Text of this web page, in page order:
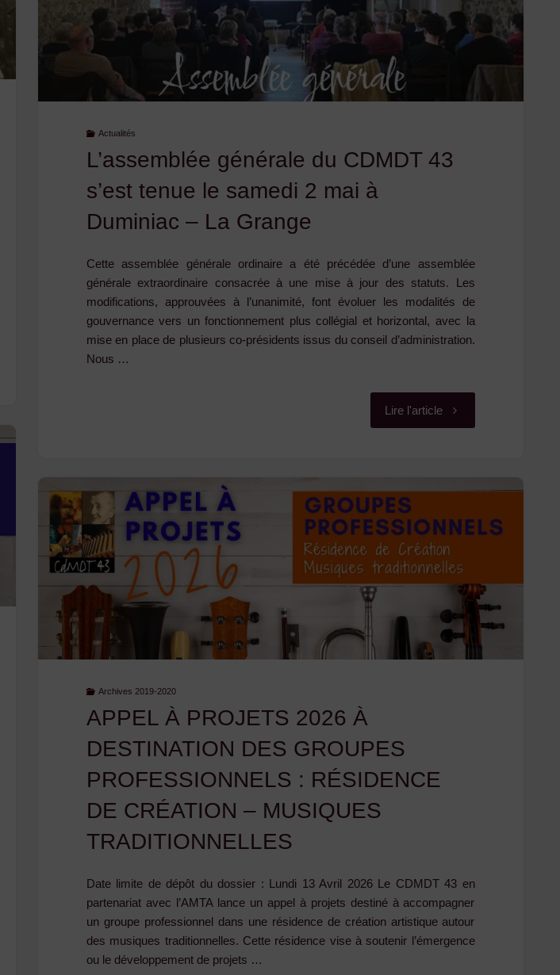
sur
conférence
Actualités
L’assemblée générale du CDMDT 43
s’est tenue le samedi 2 mai à
Duminiac – La Grange
Cette assemblée générale ordinaire a été précédée d’une assemblée
générale extraordinaire consacrée à une mise à jour des statuts. Les
modifications, approuvées à l’unanimité, font évoluer les modalités de
gouvernance vers un fonctionnement plus collégial et horizontal, avec la
mise en place de plusieurs co-présidents issus du conseil d’administration.
Nous …
Lire l'article"L’assemblée
CDMDT
43
s’est
tenue
le
La
Grange"
Archives 2019-2020
APPEL À PROJETS 2026 À
DESTINATION DES GROUPES
PROFESSIONNELS : RÉSIDENCE
DE CRÉATION – MUSIQUES
TRADITIONNELLES
Date limite de dépôt du dossier : Lundi 13 Avril 2026 Le CDMDT 43 en
partenariat avec l’AMTA lance un appel à projets destiné à accompagner
un groupe professionnel dans une résidence de création artistique autour
des musiques traditionnelles. Cette résidence vise à soutenir l’émergence
ou le développement de projets …